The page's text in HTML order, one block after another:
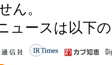
ん。
ュースは以下